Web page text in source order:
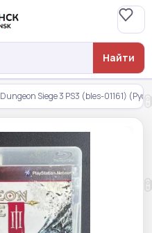
Найти
Dungeon Siege 3 PS3 (bles-01161)